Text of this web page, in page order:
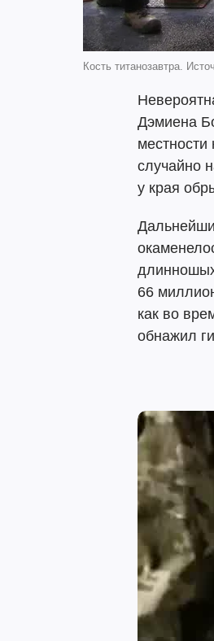
Кость титанозавтра.
Дэмиена
случайно
у края
66
как во
обнажил